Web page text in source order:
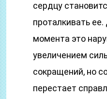
сердцу
проталкивать
момента это
увеличением
сокращений, но
перестает